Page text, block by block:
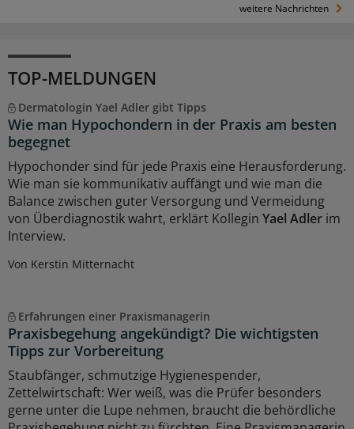
weitere Nachrichten
TOP-MELDUNGEN
Dermatologin Yael Adler gibt Tipps
Wie man Hypochondern in der Praxis am besten
begegnet
Hypochonder sind für jede Praxis eine Herausforderung.
Wie man sie kommunikativ auffängt und wie man die
Balance zwischen guter Versorgung und Vermeidung
von Überdiagnostik wahrt, erklärt Kollegin Yael Adler im
Interview.
Von Kerstin Mitternacht
Erfahrungen einer Praxismanagerin
Praxisbegehung angekündigt? Die wichtigsten
Tipps zur Vorbereitung
Staubfänger, schmutzige Hygienespender,
Zettelwirtschaft: Wer weiß, was die Prüfer besonders
gerne unter die Lupe nehmen, braucht die behördliche